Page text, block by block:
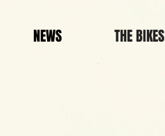
NEWS THE BIKES